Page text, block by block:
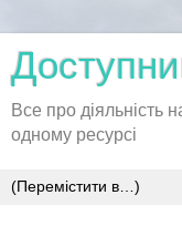
Все про діяльність
одному ресурсі